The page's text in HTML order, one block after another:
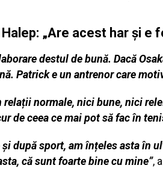
Halep: „Are acest har și
destul de bună. Dacă
Patrick e un antrenor care
relații normale, nici bune, nici
de ceea ce mai pot să fac în
și după sport, am înțeles asta în
că sunt foarte bine cu mine”,